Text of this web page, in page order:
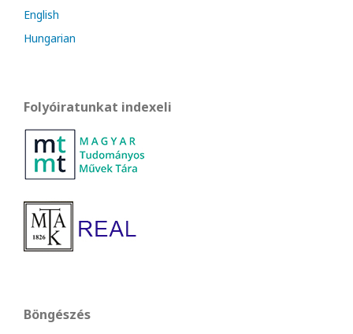
English
Hungarian
Folyóiratunkat indexeli
Böngészés